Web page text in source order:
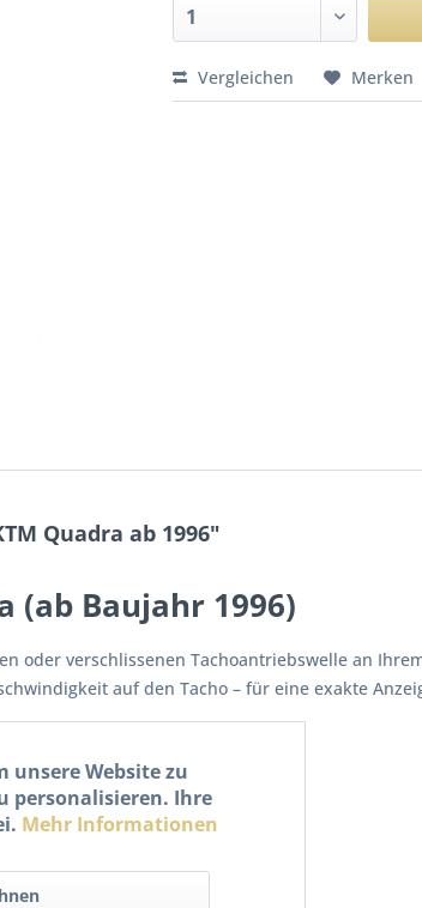
Vergleichen Merken
Quadra ab 1996"
(ab Baujahr 1996)
oder verschlissenen Tachoantriebswelle an
auf den Tacho – für eine exakte
unsere Website zu
personalisieren. Ihre
Mehr Informationen